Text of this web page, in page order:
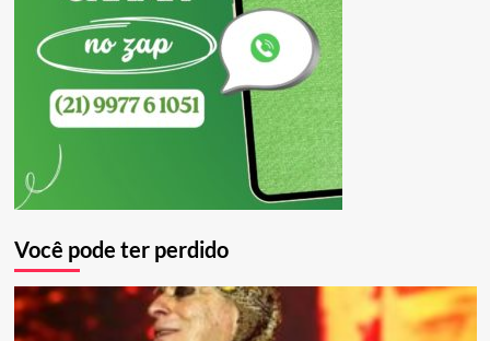
Você pode ter perdido